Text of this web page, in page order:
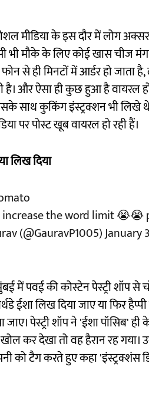
मीडिया के इस दौर में लोग
भी मौके के लिए कोई खास चीज
से ही मिनटों में आर्डर हो
है। और ऐसा ही कुछ हुआ है वायरल
साथ कुकिंग इंस्ट्रक्शन भी
पर पोस्ट खूब वायरल हो रही हैं।
लिख दिया
increase the word limit 😭😭
(@GauravP1005)January
में पवई की कोस्टेन पेस्ट्री शॉप से
ईशा लिख दिया जाए या फिर
जाए। पेस्ट्री शॉप ने 'ईशा
कर देखा तो वह हैरान रह
को टैग करते हुए कहा 'इंस्ट्रक्शंस